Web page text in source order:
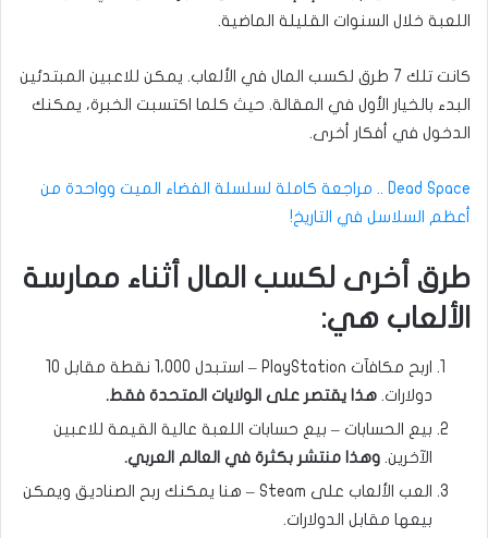
اللعبة خلال السنوات القليلة الماضية.
كانت تلك 7 طرق لكسب المال في الألعاب. يمكن للاعبين المبتدئين
البدء بالخيار الأول في المقالة. حيث كلما اكتسبت الخبرة، يمكنك
الدخول في أفكار أخرى.
Dead Space .. مراجعة كاملة لسلسلة الفضاء الميت وواحدة من
أعظم السلاسل في التاريخ!
طرق أخرى لكسب المال أثناء ممارسة
الألعاب هي:
اربح مكافآت PlayStation – استبدل 1،000 نقطة مقابل 10
دولارات. هذا يقتصر على الولايات المتحدة فقط.
بيع الحسابات – بيع حسابات اللعبة عالية القيمة للاعبين
الآخرين. وهذا منتشر بكثرة في العالم العربي.
العب الألعاب على Steam – هنا يمكنك ربح الصناديق ويمكن
بيعها مقابل الدولارات.